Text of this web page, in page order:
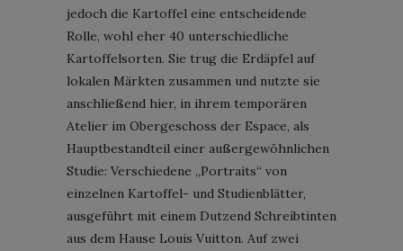
jedoch die Kartoffel eine entscheidende
Rolle, wohl eher 40 unterschiedliche
Kartoffelsorten. Sie trug die Erdäpfel auf
lokalen Märkten zusammen und nutzte sie
anschließend hier, in ihrem temporären
Atelier im Obergeschoss der Espace, als
Hauptbestandteil einer außergewöhnlichen
Studie: Verschiedene „Portraits“ von
einzelnen Kartoffel- und Studienblätter,
ausgeführt mit einem Dutzend Schreibtinten
aus dem Hause Louis Vuitton. Auf zwei